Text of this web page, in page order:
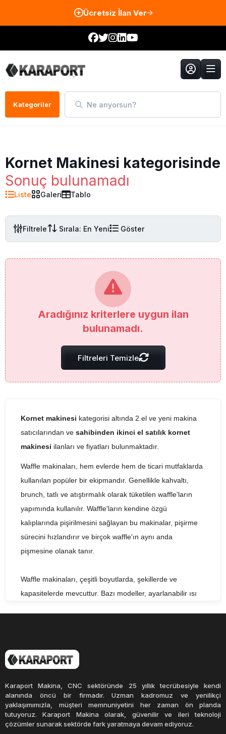
Ücretsiz İlan Ver
Kategoriler Ne arıyorsun?
Kornet Makinesi kategorisinde
Sonuç bulunamadı
Liste Galeri Tablo
Filtrele Sırala: En Yeni Göster
Aradığınız kriterlere uygun ilan
bulunamadı.
Filtreleri Temizle
Kornet makinesi kategorisi altında 2.el ve yeni makina
satıcılarından ve sahibinden ikinci el satılık kornet
makinesi ilanları ve fiyatları bulunmaktadır.
Waffle makinaları, hem evlerde hem de ticari mutfaklarda
kullanılan popüler bir ekipmandır. Genellikle kahvaltı,
brunch, tatlı ve atıştırmalık olarak tüketilen waffle'ların
yapımında kullanılır. Waffle'ların kendine özgü
kalıplarında pişirilmesini sağlayan bu makinalar, pişirme
sürecini hızlandırır ve birçok waffle'ın aynı anda
pişmesine olanak tanır.
Waffle makinaları, çeşitli boyutlarda, şekillerde ve
kapasitelerde mevcuttur. Bazı modeller, ayarlanabilir ısı
lezzetlerde ve kıvamlarda pişirmesine olanak tanır.
kolay kullanımı ve temizliği sayesinde kullanıcı dostudur.
İkinci olarak, hızlı pişirme süresi, ticari mutfaklarda büyük
miktarlarda waffle üretmek için idealdir. Üçüncü olarak,
Karaport Makina, CNC sektöründe 25 yıllık tecrübesiyle kendi
alanında öncü bir firmadır. Uzman kadromuz ve yenilikçi
yaklaşımımızla, müşteri memnuniyetini her zaman ön planda
tutuyoruz. Karaport Makina olarak, güvenilir ve ileri teknoloji
çözümler sunarak sektörde fark yaratmaya devam ediyoruz.